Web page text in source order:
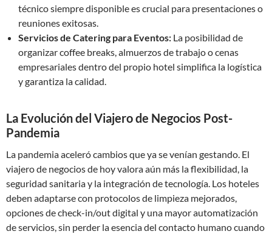
técnico siempre disponible es crucial para presentaciones o
reuniones exitosas.
Servicios de Catering para Eventos: La posibilidad de
organizar coffee breaks, almuerzos de trabajo o cenas
empresariales dentro del propio hotel simplifica la logística
y garantiza la calidad.
La Evolución del Viajero de Negocios Post-
Pandemia
La pandemia aceleró cambios que ya se venían gestando. El
viajero de negocios de hoy valora aún más la flexibilidad, la
seguridad sanitaria y la integración de tecnología. Los hoteles
deben adaptarse con protocolos de limpieza mejorados,
opciones de check-in/out digital y una mayor automatización
de servicios, sin perder la esencia del contacto humano cuando